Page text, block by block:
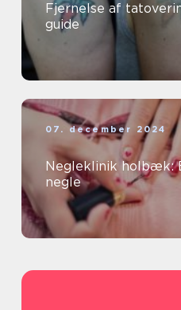
Fjernelse af
guide
07. december 2024
Negleklinik holbæk:
negle